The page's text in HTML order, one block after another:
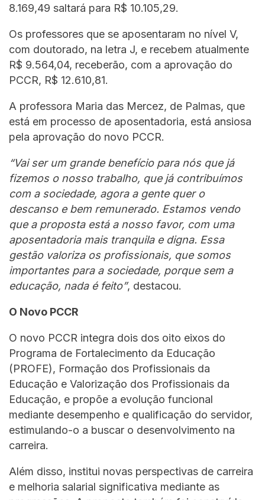
8.169,49 saltará para R$ 10.105,29.
Os professores que se aposentaram no nível V,
com doutorado, na letra J, e recebem atualmente
R$ 9.564,04, receberão, com a aprovação do
PCCR, R$ 12.610,81.
A professora Maria das Mercez, de Palmas, que
está em processo de aposentadoria, está ansiosa
pela aprovação do novo PCCR.
“Vai ser um grande benefício para nós que já
fizemos o nosso trabalho, que já contribuímos
com a sociedade, agora a gente quer o
descanso e bem remunerado. Estamos vendo
que a proposta está a nosso favor, com uma
aposentadoria mais tranquila e digna. Essa
gestão valoriza os profissionais, que somos
importantes para a sociedade, porque sem a
educação, nada é feito”, destacou.
O Novo PCCR
O novo PCCR integra dois dos oito eixos do
Programa de Fortalecimento da Educação
(PROFE), Formação dos Profissionais da
Educação e Valorização dos Profissionais da
Educação, e propõe a evolução funcional
mediante desempenho e qualificação do servidor,
estimulando-o a buscar o desenvolvimento na
carreira.
Além disso, institui novas perspectivas de carreira
e melhoria salarial significativa mediante as